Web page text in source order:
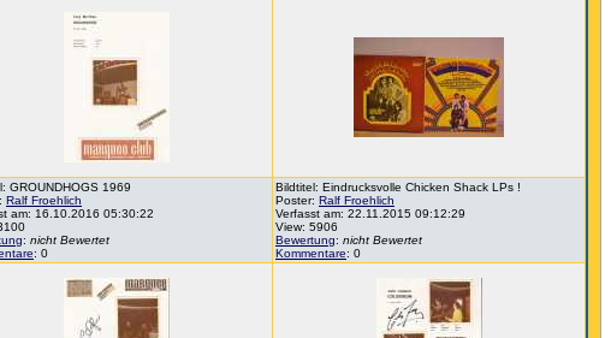
GROUNDHOGS 1969
Ralf Froehlich
am: 16.10.2016 05:30:22
: nicht Bewertet
: 0
Bildtitel: Eindrucksvolle Chicken Shack LPs !
Poster: Ralf Froehlich
Verfasst am: 22.11.2015 09:12:29
View: 5906
Bewertung: nicht Bewertet
Kommentare: 0